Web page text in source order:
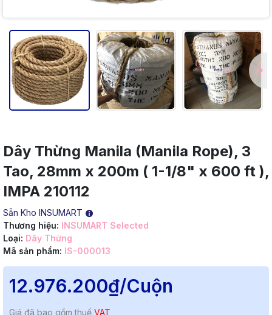
Dây Thừng Manila (Manila Rope), 3
Tao, 28mm x 200m ( 1-1/8" x 600 ft ),
IMPA 210112
Sẵn Kho INSUMART
Thương hiệu: INSUMART Selected
Loại: Dây Thừng
Mã sản phẩm: IS-000013
12.976.200₫/Cuộn
Giá đã bao gồm thuế VAT